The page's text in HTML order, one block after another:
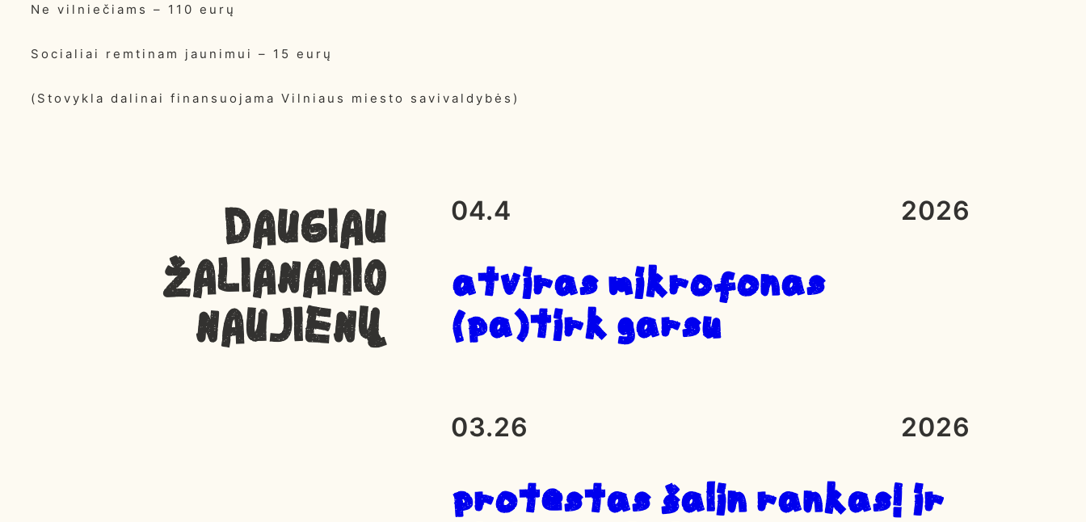
Ne vilniečiams – 110 eurų
Socialiai remtinam jaunimui – 15 eurų
(Stovykla dalinai finansuojama Vilniaus miesto savivaldybės)
Daugiau
ŽALIANAMIO
NAUJIENŲ
04.4 2026
atviras mikrofonas
(pa)tirk garsu
03.26 2026
Protestas ŠALIN RANKAS! ir